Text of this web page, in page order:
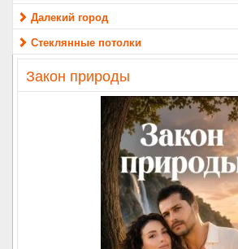
Далекий город
Стеклянные потолки
Закон природы